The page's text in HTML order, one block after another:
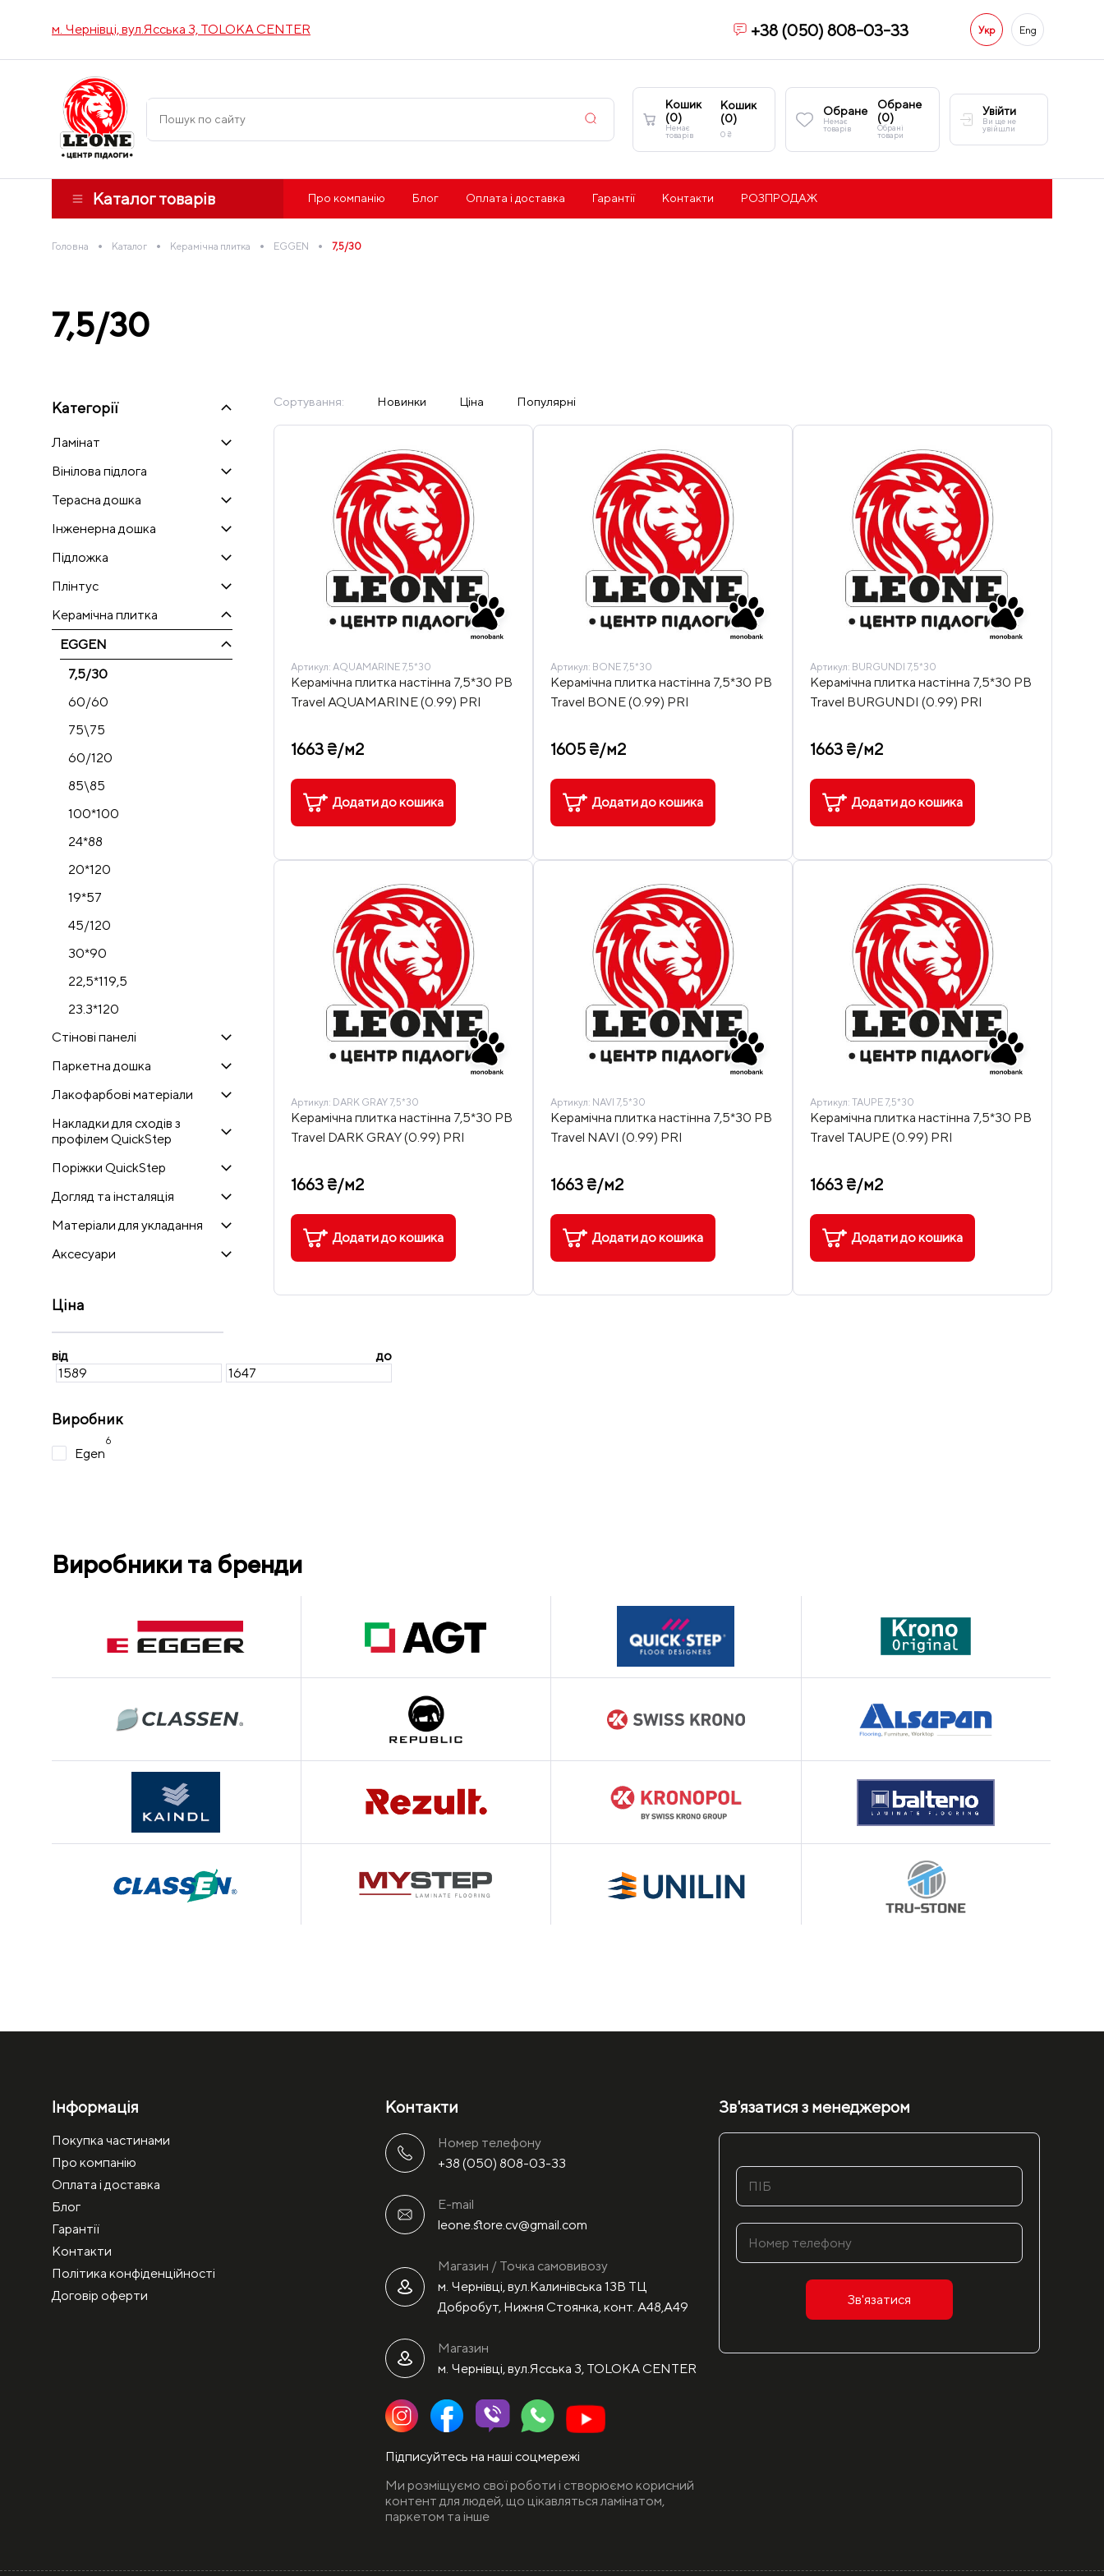
м. Чернівці, вул.Ясська 3, TOLOKA CENTER +38 (050) 808-03-33 Укр Eng
Кошик
(0)
Немає
товарів
Кошик
(0)
0₴
Обране
Немає
товарів
Обране
(0)
Обрані
товари
Увійти
Ви ще не
увійшли
Каталог товарів Про компанію Блог Оплата і доставка Гарантії Контакти РОЗПРОДАЖ
Головна • Каталог • Керамічна плитка • EGGEN • 7,5/30
7,5/30
Категорії
Ламінат
Вінілова підлога
Терасна дошка
Інженерна дошка
Підложка
Плінтус
Керамічна плитка
EGGEN
7,5/30
60/60
75\75
60/120
85\85
100*100
24*88
20*120
19*57
45/120
30*90
22,5*119,5
23.3*120
Стінові панелі
Паркетна дошка
Лакофарбові матеріали
Накладки для сходів з
профілем QuickStep
Поріжки QuickStep
Догляд та інсталяція
Матеріали для укладання
Аксесуари
Ціна
від до
Виробник
Egen
6
Сортування: Новинки Ціна Популярні
Артикул: AQUAMARINE 7,5*30
Керамічна плитка настінна 7,5*30 PB
Travel AQUAMARINE (0.99) PRI
1663 ₴/м2
Додати до кошика
Артикул: BONE 7,5*30
Керамічна плитка настінна 7,5*30 PB
Travel BONE (0.99) PRI
1605 ₴/м2
Додати до кошика
Артикул: BURGUNDI 7,5*30
Керамічна плитка настінна 7,5*30 PB
Travel BURGUNDI (0.99) PRI
1663 ₴/м2
Додати до кошика
Артикул: DARK GRAY 7,5*30
Керамічна плитка настінна 7,5*30 PB
Travel DARK GRAY (0.99) PRI
1663 ₴/м2
Додати до кошика
Артикул: NAVI 7,5*30
Керамічна плитка настінна 7,5*30 PB
Travel NAVI (0.99) PRI
1663 ₴/м2
Додати до кошика
Артикул: TAUPE 7,5*30
Керамічна плитка настінна 7,5*30 PB
Travel TAUPE (0.99) PRI
1663 ₴/м2
Додати до кошика
Виробники та бренди
Інформація
Покупка частинами
Про компанію
Оплата і доставка
Блог
Гарантії
Контакти
Політика конфіденційності
Договір оферти
Контакти
Номер телефону
+38 (050) 808-03-33
E-mail
leone.store.cv@gmail.com
Магазин / Точка самовивозу
м. Чернівці, вул.Калинівська 13В ТЦ
Добробут, Нижня Стоянка, конт. А48,А49
Магазин
м. Чернівці, вул.Ясська 3, TOLOKA CENTER
Підписуйтесь на наші соцмережі
Ми розміщуємо свої роботи і створюємо корисний
контент для людей, що цікавляться ламінатом,
паркетом та інше
Зв'язатися з менеджером
Зв'язатися